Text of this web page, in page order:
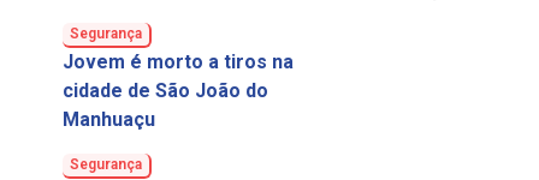
Segurança
Jovem é morto a tiros na
cidade de São João do
Manhuaçu
Segurança